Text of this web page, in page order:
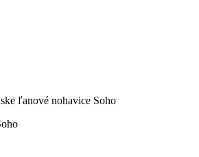
ľanové nohavice Soho